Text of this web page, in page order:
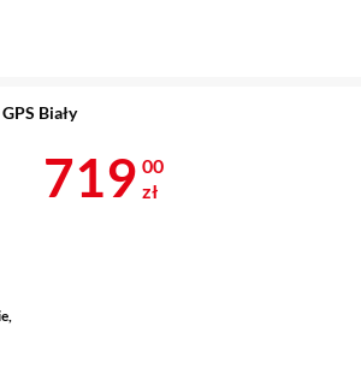
Biały
Cena 719 zł
719 00
zł